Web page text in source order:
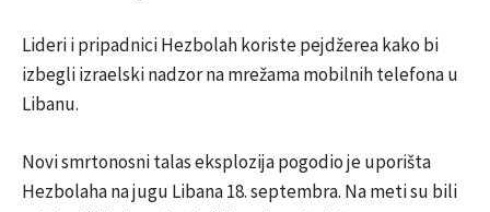
Lideri i pripadnici Hezbolah koriste pejdžerea kako bi
izbegli izraelski nadzor na mrežama mobilnih telefona u
Libanu.
Novi smrtonosni talas eksplozija pogodio je uporišta
Hezbolaha na jugu Libana 18. septembra. Na meti su bili